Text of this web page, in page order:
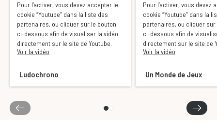
Pour l’activer, vous devez accepter le
cookie “Youtube” dans la liste des
partenaires, ou cliquer sur le bouton
ci-dessous afin de visualiser la vidéo
directement sur le site de Youtube.
Voir la vidéo
Ludochrono
Pour l’activer, vous devez
cookie “Youtube” dans la
partenaires, ou cliquer sur
ci-dessous afin de
directement sur le site de
Voir la vidéo
Un Monde de Jeux